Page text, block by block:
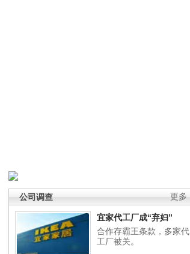
更多
公司调查
宜家代工厂成“弃妇”
合作存霸王条款，多家代
工厂被关。